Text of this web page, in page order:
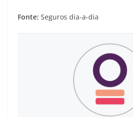
Fonte: Seguros dia-a-dia